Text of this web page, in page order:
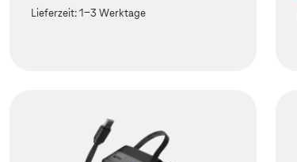
Lieferzeit:1-3 Werktage